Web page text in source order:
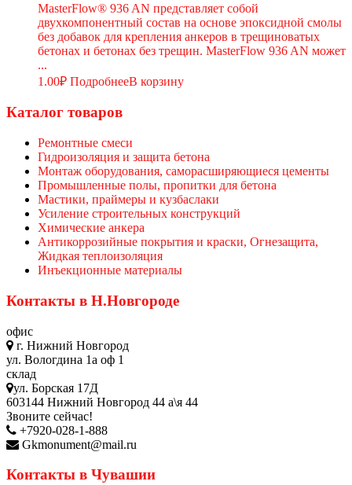
MasterFlow® 936 AN представляет собой
двухкомпонентный состав на основе эпоксидной смолы
без добавок для крепления анкеров в трещиноватых
бетонах и бетонах без трещин. MasterFlow 936 AN может
...
1.00₽ ПодробнееВ корзину
Каталог товаров
Ремонтные смеси
Гидроизоляция и защита бетона
Монтаж оборудования, саморасширяющиеся цементы
Промышленные полы, пропитки для бетона
Мастики, праймеры и кузбаслаки
Усиление строительных конструкций
Химические анкера
Антикоррозийные покрытия и краски, Огнезащита,
Жидкая теплоизоляция
Инъекционные материалы
Контакты в Н.Новгороде
офис
г. Нижний Новгород
ул. Вологдина 1а оф 1
склад
ул. Борская 17Д
603144 Нижний Новгород 44 а\я 44
Звоните сейчас!
+7920-028-1-888
Gkmonument@mail.ru
Контакты в Чувашии